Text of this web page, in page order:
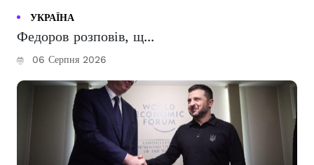
УКРАЇНА
Федоров розповів, щ...
06 Серпня 2026